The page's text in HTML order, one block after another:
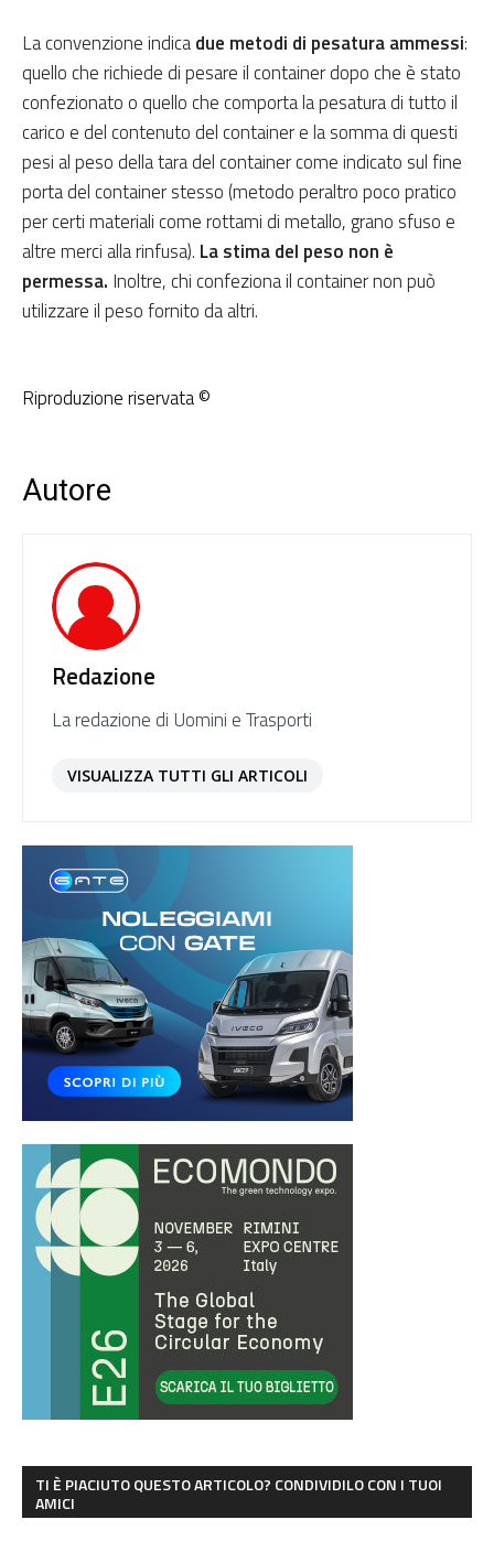
La convenzione indicadue metodi di pesatura ammessi:
quello che richiede di pesare il container dopo che è stato
confezionato o quello che comporta la pesatura di tutto il
carico e del contenuto del container e la somma di questi
pesi al peso della tara del container come indicato sul fine
porta del container stesso (metodo peraltro poco pratico
per certi materiali come rottami di metallo, grano sfuso e
altre merci alla rinfusa). La stima del peso non è
permessa. Inoltre, chi confeziona il container non può
utilizzare il peso fornito da altri.
Riproduzione riservata ©
Autore
Redazione
La redazione di Uomini e Trasporti
VISUALIZZA TUTTI GLI ARTICOLI
TI È PIACIUTO QUESTO ARTICOLO? CONDIVIDILO CON I TUOI
AMICI